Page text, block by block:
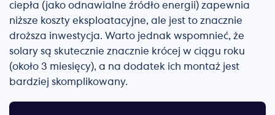
ciepła (jako odnawialne źródło energii) zapewnia
niższe koszty eksploatacyjne, ale jest to znacznie
droższa inwestycja. Warto jednak wspomnieć, że
solary są skutecznie znacznie krócej w ciągu roku
(około 3 miesięcy), a na dodatek ich montaż jest
bardziej skomplikowany.